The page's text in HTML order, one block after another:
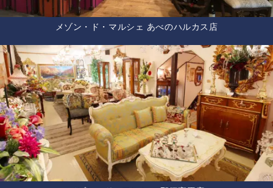
メゾン・ド・マルシェ あべのハルカス店